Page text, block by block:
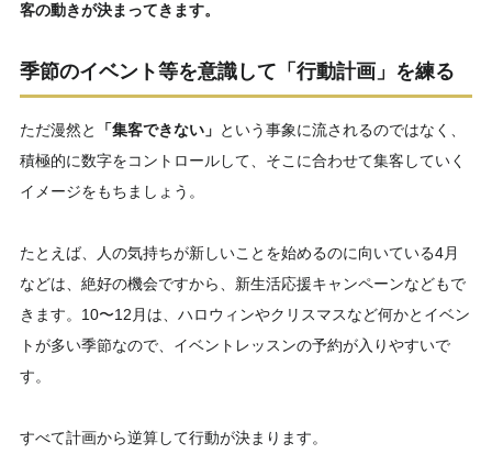
客の動きが決まってきます。
季節のイベント等を意識して「行動計画」を練る
ただ漫然と 「集客できない」 という事象に流されるのではなく、
積極的に数字をコントロールして、そこに合わせて集客していく
イメージをもちましょう。
たとえば、人の気持ちが新しいことを始めるのに向いている4月
などは、絶好の機会ですから、新生活応援キャンペーンなどもで
きます。10〜12月は、ハロウィンやクリスマスなど何かとイベン
トが多い季節なので、イベントレッスンの予約が入りやすいで
す。
すべて計画から逆算して行動が決まります。